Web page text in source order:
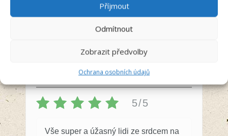
Příjmout
Odmítnout
Zobrazit předvolby
Ochrana osobních údajů
Recenzent
5/5
Vše super a úžasný lidi ze srdcem na